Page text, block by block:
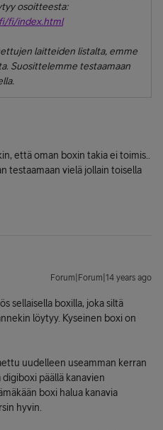
osoitteesta:
fi/index.html
laitteiden listalta, emme
Suosittelemme testaamaan
että oman boxin takia ei toimis..
testaamaan vielä jollain toisella
Forum|Forum|14 years ago
sellaisella boxilla, joka siltä
löytyy. Kyseinen boxi on
uudelleen useamman kerran
päällä kanavien
boxi halua kanavia
hyvin.